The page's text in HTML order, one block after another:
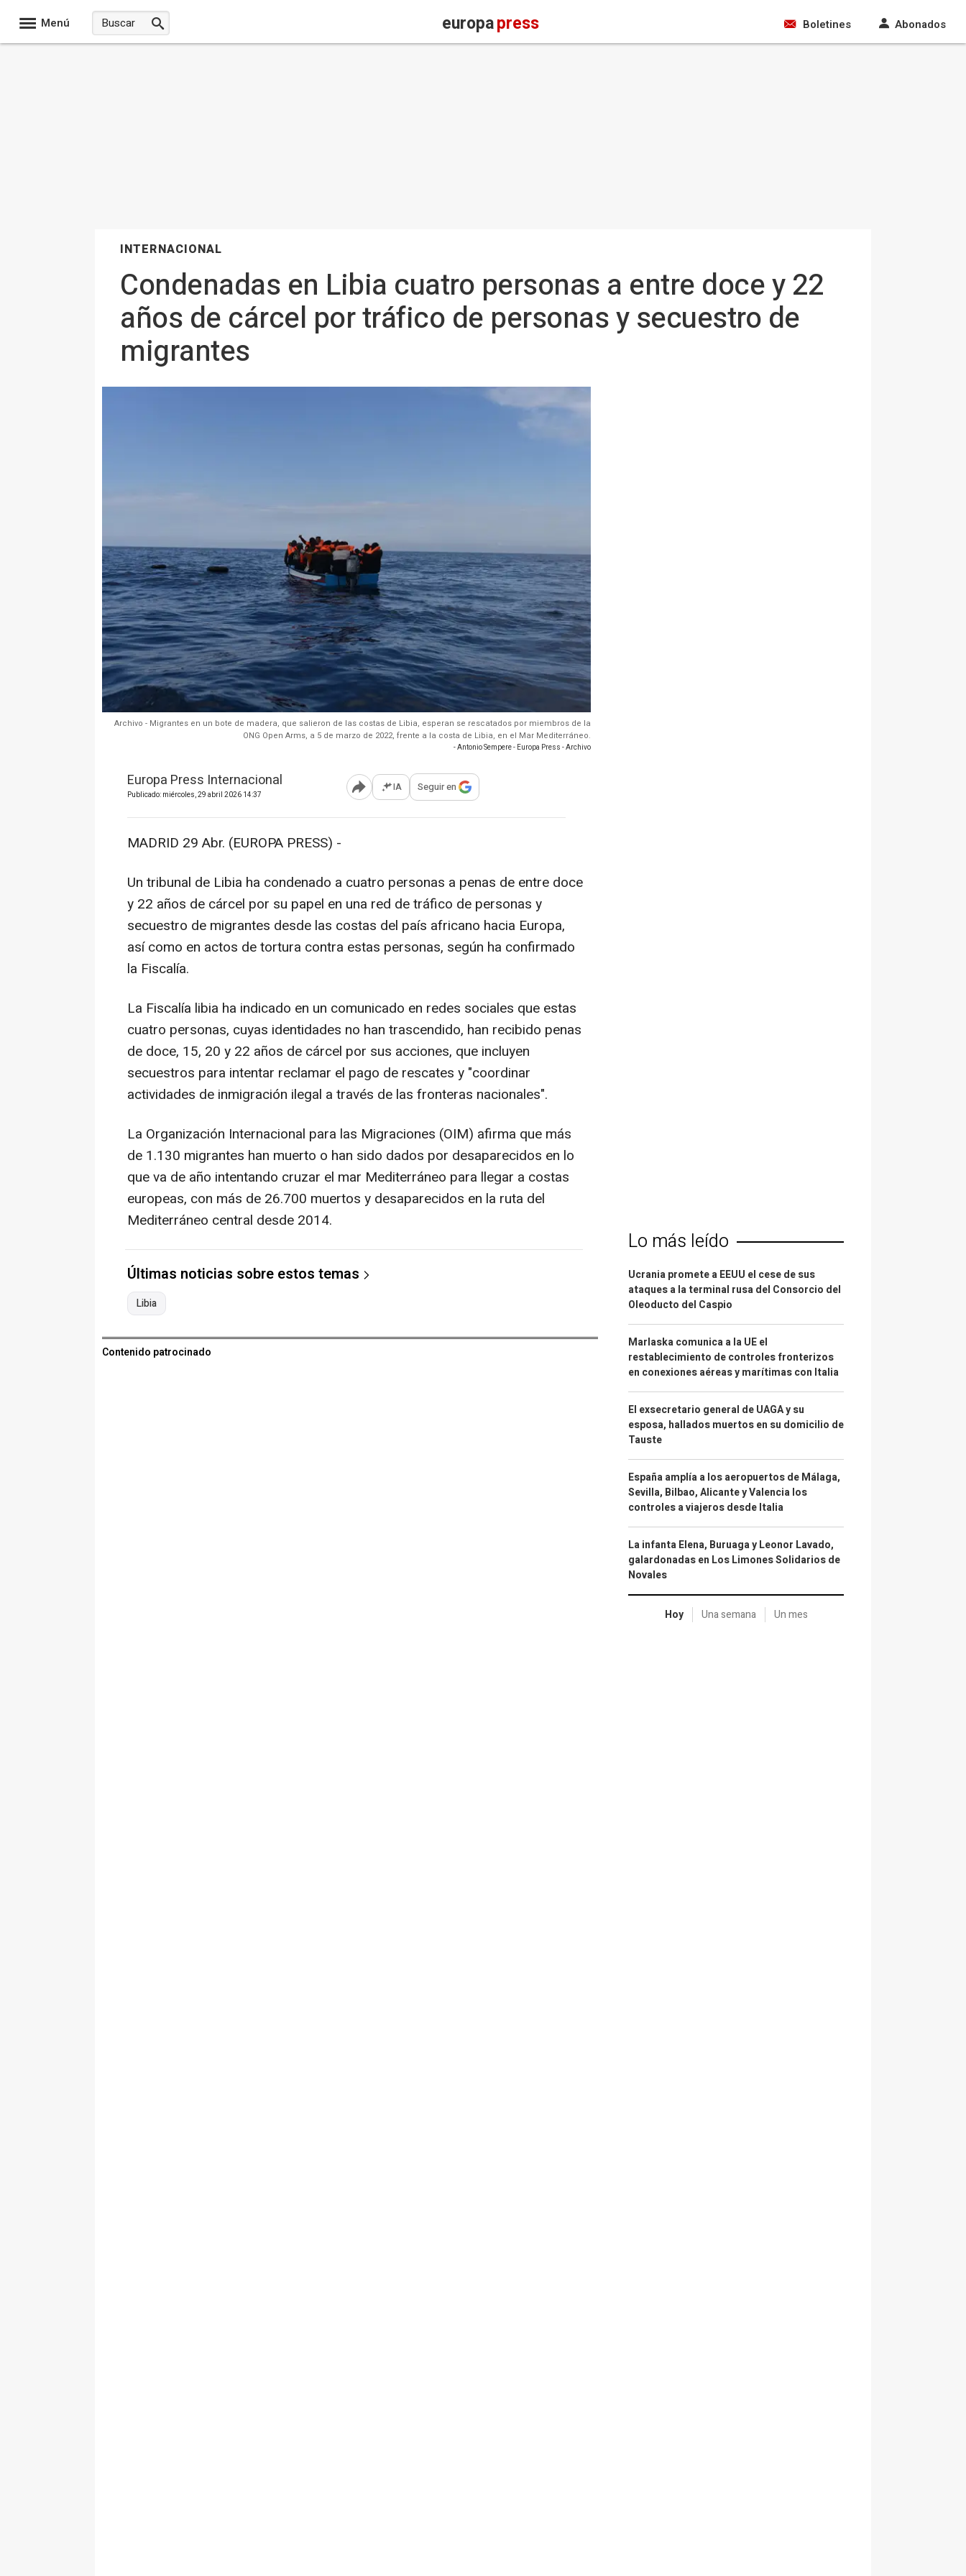
Menú europapress Boletines Abonados
INTERNACIONAL
Condenadas en Libia cuatro personas a entre doce y 22
años de cárcel por tráfico de personas y secuestro de
migrantes
Archivo - Migrantes en un bote de madera, que salieron de las costas de Libia, esperan se rescatados por miembros de la
ONG Open Arms, a 5 de marzo de 2022, frente a la costa de Libia, en el Mar Mediterráneo.
- Antonio Sempere - Europa Press - Archivo
Europa Press Internacional
Publicado: miércoles, 29 abril 2026 14:37 Abrir opciones para compartir
IA Seguir en
MADRID 29 Abr. (EUROPA PRESS) -
Un tribunal de Libia ha condenado a cuatro personas a penas de entre doce
y 22 años de cárcel por su papel en una red de tráfico de personas y
secuestro de migrantes desde las costas del país africano hacia Europa,
así como en actos de tortura contra estas personas, según ha confirmado
la Fiscalía.
La Fiscalía libia ha indicado en un comunicado en redes sociales que estas
cuatro personas, cuyas identidades no han trascendido, han recibido penas
de doce, 15, 20 y 22 años de cárcel por sus acciones, que incluyen
secuestros para intentar reclamar el pago de rescates y "coordinar
actividades de inmigración ilegal a través de las fronteras nacionales".
La Organización Internacional para las Migraciones (OIM) afirma que más
de 1.130 migrantes han muerto o han sido dados por desaparecidos en lo
que va de año intentando cruzar el mar Mediterráneo para llegar a costas
europeas, con más de 26.700 muertos y desaparecidos en la ruta del
Mediterráneo central desde 2014.
Últimas noticias sobre estos temas
Libia
Contenido patrocinado
Lo más leído
Ucrania promete a EEUU el cese de sus
ataques a la terminal rusa del Consorcio del
Oleoducto del Caspio
Marlaska comunica a la UE el
restablecimiento de controles fronterizos
en conexiones aéreas y marítimas con Italia
El exsecretario general de UAGA y su
esposa, hallados muertos en su domicilio de
Tauste
España amplía a los aeropuertos de Málaga,
Sevilla, Bilbao, Alicante y Valencia los
controles a viajeros desde Italia
La infanta Elena, Buruaga y Leonor Lavado,
galardonadas en Los Limones Solidarios de
Novales
Hoy Una semana Un mes